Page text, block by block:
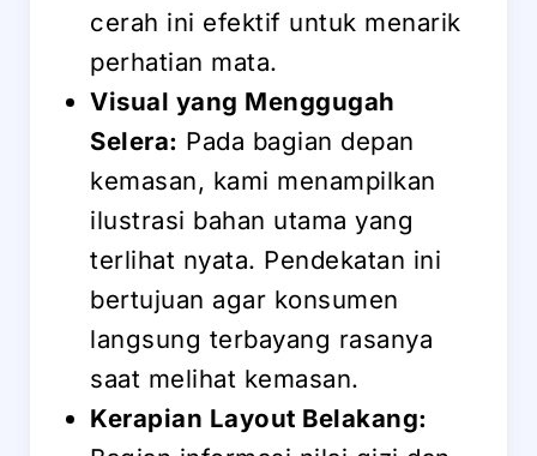
cerah ini efektif untuk menarik
perhatian mata.
Visual yang Menggugah
Selera: Pada bagian depan
kemasan, kami menampilkan
ilustrasi bahan utama yang
terlihat nyata. Pendekatan ini
bertujuan agar konsumen
langsung terbayang rasanya
saat melihat kemasan.
Kerapian Layout Belakang: